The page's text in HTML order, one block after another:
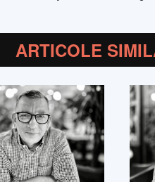
ARTICOLE